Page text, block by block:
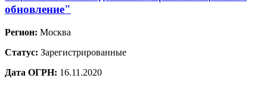
обновление"
Регион: Москва
Статус: Зарегистрированные
Дата ОГРН: 16.11.2020